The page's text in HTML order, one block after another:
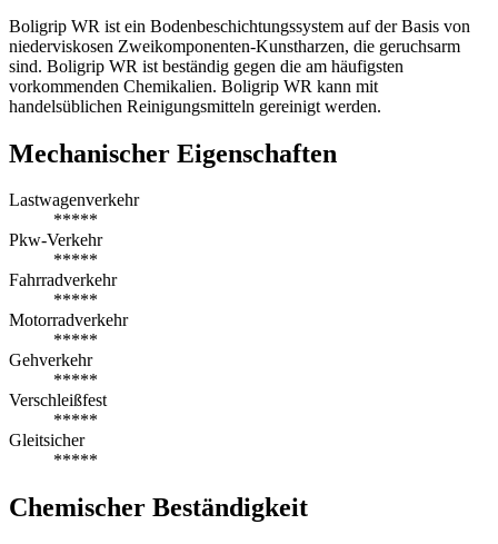
Boligrip WR ist ein Bodenbeschichtungssystem auf der Basis von
niederviskosen Zweikomponenten-Kunstharzen, die geruchsarm
sind. Boligrip WR ist beständig gegen die am häufigsten
vorkommenden Chemikalien. Boligrip WR kann mit
handelsüblichen Reinigungsmitteln gereinigt werden.
Mechanischer Eigenschaften
Lastwagenverkehr
*****
Pkw-Verkehr
*****
Fahrradverkehr
*****
Motorradverkehr
*****
Gehverkehr
*****
Verschleißfest
*****
Gleitsicher
*****
Chemischer Beständigkeit